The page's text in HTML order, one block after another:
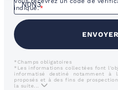
indiqué.
ENVOYER
*Champs obligatoires
*Les informations collectées font
informatisé destiné notamment
proposés et à des fins de
la suite...